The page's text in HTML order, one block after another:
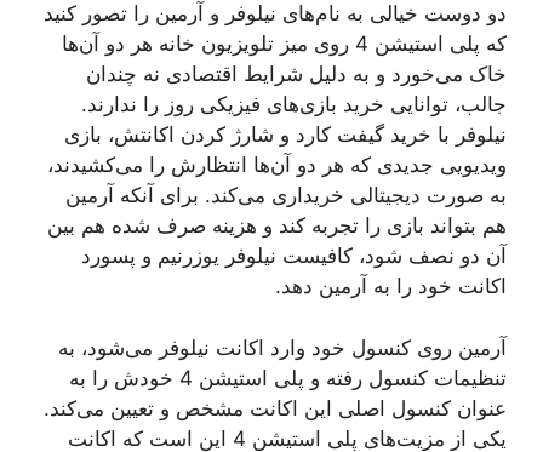
دو دوست خیالی به نام‌های نیلوفر و آرمین را تصور کنید
که پلی استیشن 4 روی میز تلویزیون خانه هر دو آن‌ها
خاک می‌خورد و به دلیل شرایط اقتصادی نه چندان
جالب، توانایی خرید بازی‌های فیزیکی روز را ندارند.
نیلوفر با خرید گیفت کارد و شارژ کردن اکانتش، بازی
ویدیویی جدیدی که هر دو آن‌ها انتظارش را می‌کشیدند،
به صورت دیجیتالی خریداری می‌کند. برای آنکه آرمین
هم بتواند بازی را تجربه کند و هزینه صرف شده هم بین
آن دو نصف شود، کافیست نیلوفر یوزرنیم و پسورد
اکانت خود را به آرمین دهد.
آرمین روی کنسول خود وارد اکانت نیلوفر می‌شود، به
تنظیمات کنسول رفته و پلی استیشن 4 خودش را به
عنوان کنسول اصلی این اکانت مشخص و تعیین می‌کند.
یکی از مزیت‌های پلی استیشن 4 این است که اکانت